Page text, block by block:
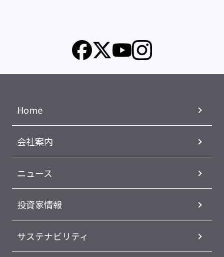
Home
会社案内
ニュース
投資家情報
サステナビリティ